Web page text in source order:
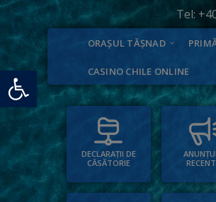
Deschide bara de unelte
Tel:
ORAȘUL TĂȘNAD
CASINO CHILE ONLINE
DECLARAȚII DE
CĂSĂTORIE